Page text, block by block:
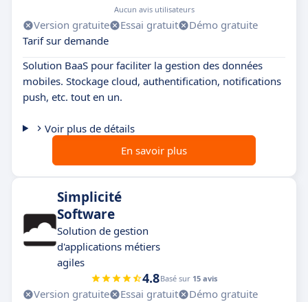
Aucun avis utilisateurs
Version gratuite Essai gratuit
Démo gratuite
Tarif sur demande
Solution BaaS pour faciliter la gestion des données
mobiles. Stockage cloud, authentification, notifications
push, etc. tout en un.
Voir plus de détails
En savoir plus
Simplicité
Software
Solution de gestion
d'applications métiers
agiles
4.8Basé sur 15 avis
Version gratuite Essai gratuit
Démo gratuite